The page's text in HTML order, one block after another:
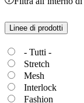
Linee di prodotti
- Tutti -
Stretch
Mesh
Interlock
Fashion